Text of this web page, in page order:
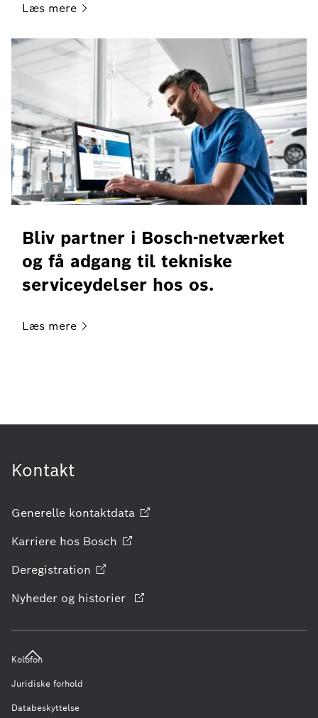
Læs mere
Bliv partner i Bosch-netværket
og få adgang til tekniske
serviceydelser hos os.
Læs mere
Kontakt
Generelle kontaktdata
Karriere hos Bosch
Deregistration
Nyheder og historier
Kolofon
Juridiske forhold
Databeskyttelse